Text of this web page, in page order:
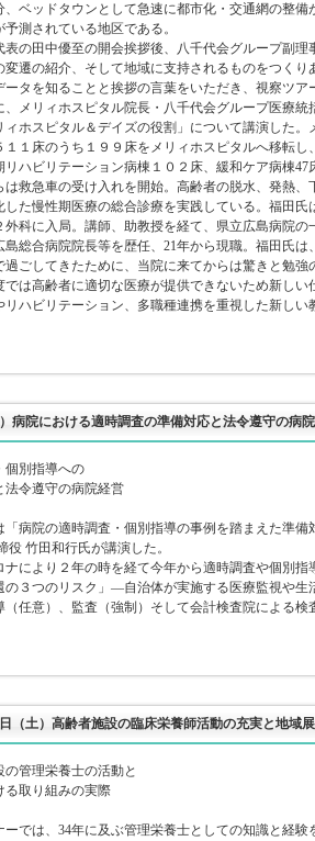
、ベッドタウンとして急速に都市化・交通網の整
予測されている地区である。
の田中優至の開会挨拶後、八千代会グループ副理
変遷の紹介、そして地域に支持されるものをつく
ータを知ることと挨拶の言葉をいただき、視察ツア
メリィホスピタル院長・八千代会グループ医療統
ィホスピタル＆デイズの役割」について講演した
１１床のうち１９９床をメリィホスピタルへ移転
リハビリテーション病棟１０２床、緩和ケア病棟
は救急車の受け入れを開始。高齢者の脱水、発熱
した慢性期医療の総合診療を実践している。福田
外科に入局。講師、助教授を経て、県立広島病院
島総合病院院長等を歴任、21年から現職。福田氏
過ごしてきたために、当院に来てからは驚きと勉
では高齢者に適切な医療が提供できないため新し
リハビリテーション、多職種連携を重視した新しい
病院における適時調査の準備対応と法令遵守の病
個別指導への
法令遵守の病院経営
病院の適時調査・個別指導の事例を踏まえた準備
役 竹田和行氏が講演した。
により２年の時を経て今年から適時調査や個別指
の３つのリスク」―自治体が実施する医療監視や生
（任意）、監査（強制）そして会計検査院による検
（土）高齢者施設の臨床栄養師活動の充実と地域
の管理栄養士の活動と
る取り組みの実際
では、34年に及ぶ管理栄養士としての知識と経験